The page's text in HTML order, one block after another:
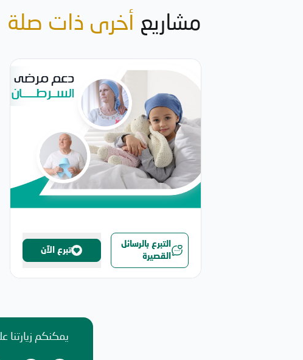
مشاريع أخرى ذات صلة
التبرع بالرسائل
القصيرة
تبرع الآن
يمكنكم زيارتنا